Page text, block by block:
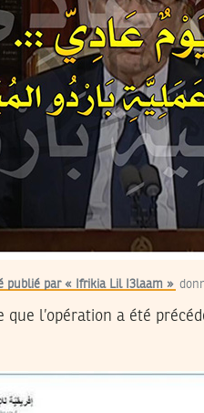
publié par « Ifrikia Lil I3laam »
que l’opération a été